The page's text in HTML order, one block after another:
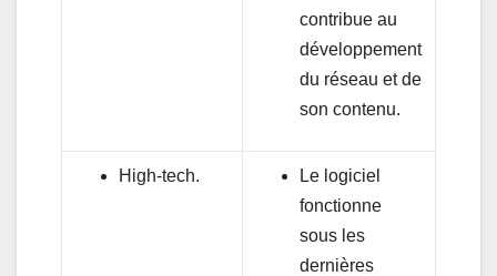
contribue au
développement
du réseau et de
son contenu.
High-tech.
Le logiciel
fonctionne
sous les
dernières